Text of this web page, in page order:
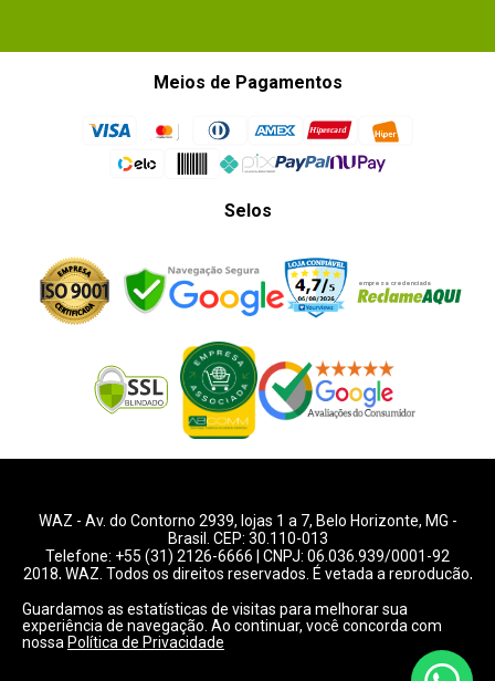
Meios de Pagamentos
Selos
WAZ - Av. do Contorno 2939, lojas 1 a 7, Belo Horizonte, MG -
Brasil. CEP: 30.110-013
Telefone: +55 (31) 2126-6666 | CNPJ: 06.036.939/0001-92
2018, WAZ. Todos os direitos reservados. É vetada a reprodução,
Preços e condições de pagamentos válidos exclusivamente
para compras pelo website.
Guardamos as estatísticas de visitas para melhorar sua
experiência de navegação. Ao continuar, você concorda com
nossa Política de Privacidade